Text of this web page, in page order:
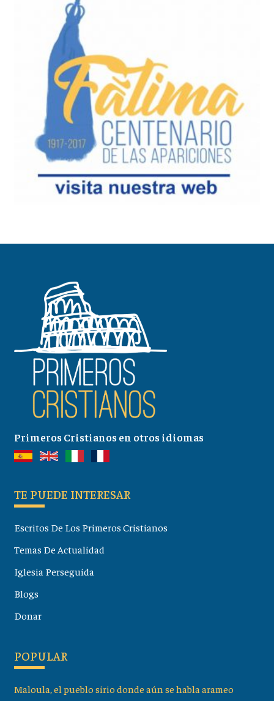
Primeros Cristianos en otros idiomas
TE PUEDE INTERESAR
Escritos De Los Primeros Cristianos
Temas De Actualidad
Iglesia Perseguida
Blogs
Donar
POPULAR
Maloula, el pueblo sirio donde aún se habla arameo